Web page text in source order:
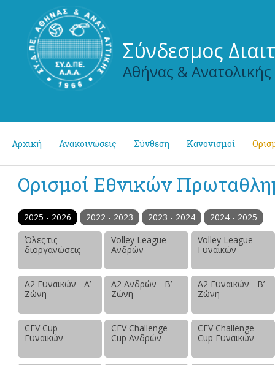
Σύνδεσμος
Αθήνας & Ανατολικής
Αρχική Ανακοινώσεις Σύνθεση Κανονισμοί
Ορισμοί Εθνικών
2025 - 2026 2022 - 2023 2023 - 2024
2024 - 2025
Όλες τις
διοργανώσεις
Volley League
Ανδρών
Volley League
Γυναικών
Α2 Γυναικών - Α’
Ζώνη
Α2 Ανδρών - Β’
Ζώνη
Α2 Γυναικών - Β’
Ζώνη
CEV Cup
Γυναικών
CEV Challenge
Cup Ανδρών
CEV Challenge
Cup Γυναικών